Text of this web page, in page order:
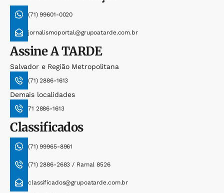
(71) 99601-0020
jornalismoportal@grupoatarde.com.br
AssineA TARDE
Salvador e Região Metropolitana
(71) 2886-1613
Demais localidades
71 2886-1613
Classificados
(71) 99965-8961
(71) 2886-2683 / Ramal 8526
classificados@grupoatarde.com.br